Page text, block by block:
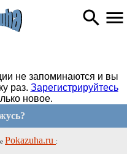
не запоминаются и вы
раз. Зарегистрируйтесь
новое.
Pokazuha.ru :